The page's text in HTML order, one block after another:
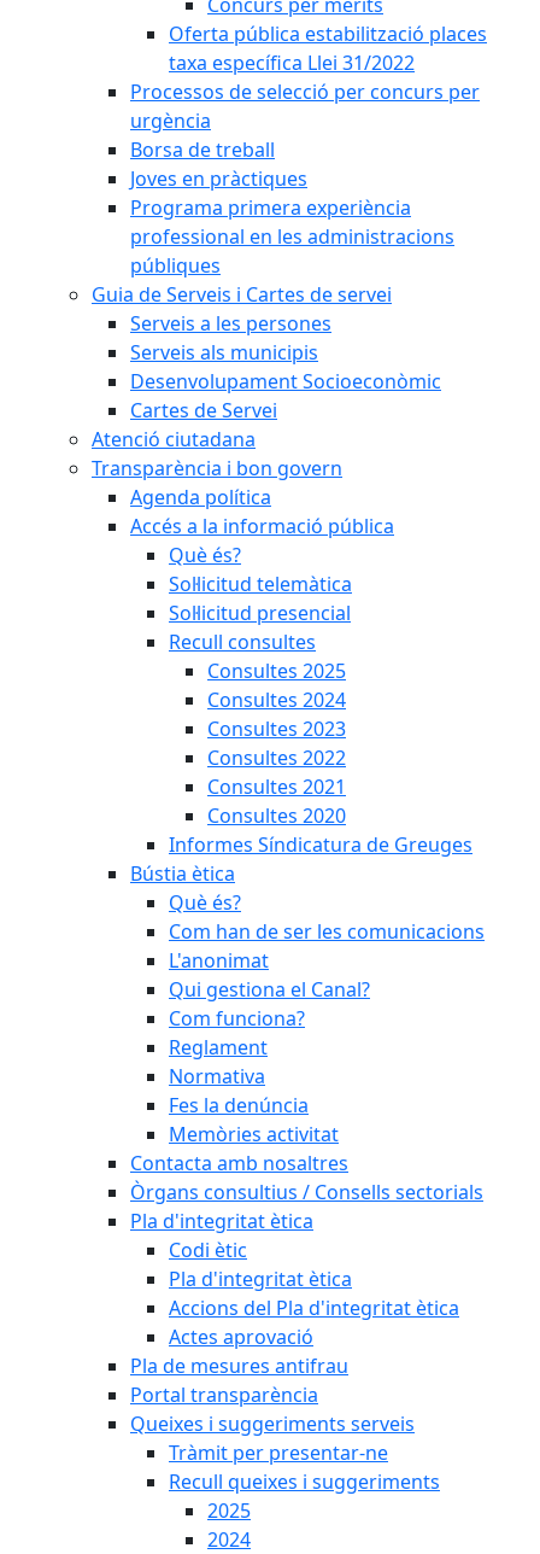
Oferta pública estabilització places
taxa específica Llei 31/2022
Processos de selecció per concurs per
urgència
Borsa de treball
Joves en pràctiques
Programa primera experiència
professional en les administracions
públiques
Guia de Serveis i Cartes de servei
Serveis a les persones
Serveis als municipis
Desenvolupament Socioeconòmic
Cartes de Servei
Atenció ciutadana
Transparència i bon govern
Agenda política
Accés a la informació pública
Què és?
Sol·licitud telemàtica
Sol·licitud presencial
Recull consultes
Consultes 2025
Consultes 2024
Consultes 2023
Consultes 2022
Consultes 2021
Consultes 2020
Informes Síndicatura de Greuges
Bústia ètica
Què és?
Com han de ser les comunicacions
L'anonimat
Qui gestiona el Canal?
Com funciona?
Reglament
Normativa
Fes la denúncia
Memòries activitat
Contacta amb nosaltres
Òrgans consultius / Consells sectorials
Pla d'integritat ètica
Codi ètic
Pla d'integritat ètica
Accions del Pla d'integritat ètica
Actes aprovació
Pla de mesures antifrau
Portal transparència
Queixes i suggeriments serveis
Tràmit per presentar-ne
Recull queixes i suggeriments
2025
2024